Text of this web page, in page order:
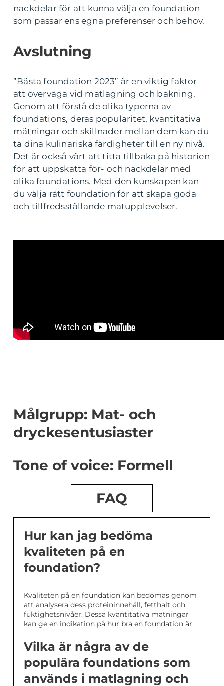
nackdelar för att kunna välja en foundation
som passar ens egna preferenser och behov.
Avslutning
”Bästa foundation 2023” är en viktig faktor
att överväga vid matlagning och bakning.
Genom att förstå de olika typerna av
foundations, deras popularitet, kvantitativa
mätningar och skillnader mellan dem kan du
ta dina kulinariska färdigheter till en ny nivå.
Det är också värt att titta tillbaka på historien
för att uppskatta för- och nackdelar med
olika foundations. Med den kunskapen kan
du välja rätt foundation för att skapa goda
och tillfredsställande matupplevelser.
Målgrupp: Mat- och
dryckesentusiaster
Tone of voice: Formell
FAQ
Hur kan jag bedöma
kvaliteten på en
foundation?
Kvaliteten på en foundation kan bedömas genom
att analysera dess proteininnehåll, fetthalt och
fuktighetsnivåer. Dessa kvantitativa mätningar
kan ge en indikation på hur bra en foundation är.
Vilka är några av de
populära foundations som
används i matlagning och